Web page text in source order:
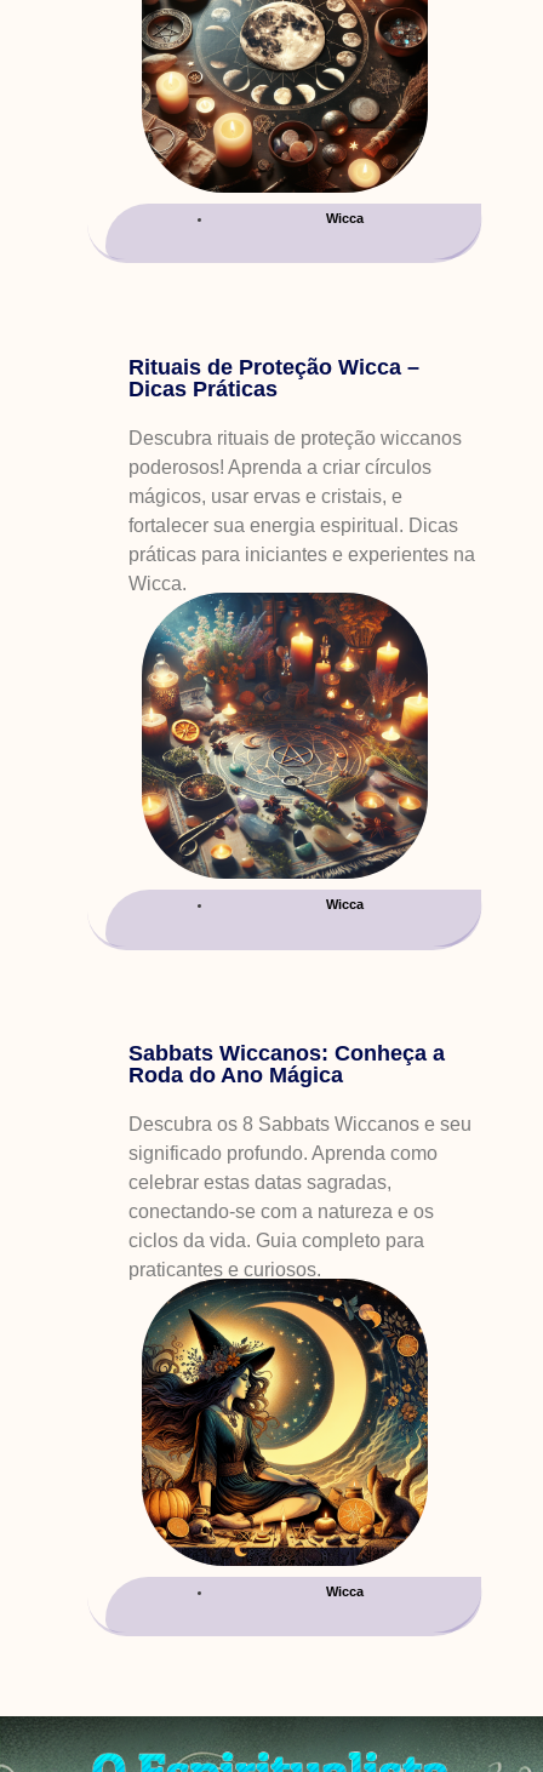
Wicca
Rituais de Proteção Wicca –
Dicas Práticas
Descubra rituais de proteção wiccanos
poderosos! Aprenda a criar círculos
mágicos, usar ervas e cristais, e
fortalecer sua energia espiritual. Dicas
práticas para iniciantes e experientes na
Wicca.
Wicca
Sabbats Wiccanos: Conheça a
Roda do Ano Mágica
Descubra os 8 Sabbats Wiccanos e seu
significado profundo. Aprenda como
celebrar estas datas sagradas,
conectando-se com a natureza e os
ciclos da vida. Guia completo para
praticantes e curiosos.
Wicca